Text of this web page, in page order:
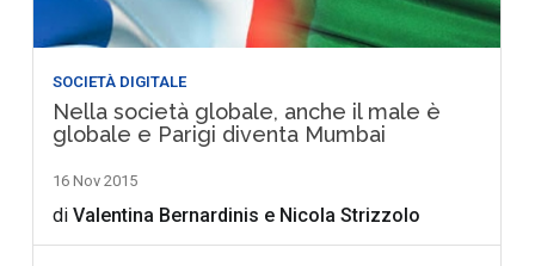
SOCIETÀ DIGITALE
Nella società globale, anche il male è
globale e Parigi diventa Mumbai
16 Nov 2015
diValentina Bernardinis e Nicola Strizzolo